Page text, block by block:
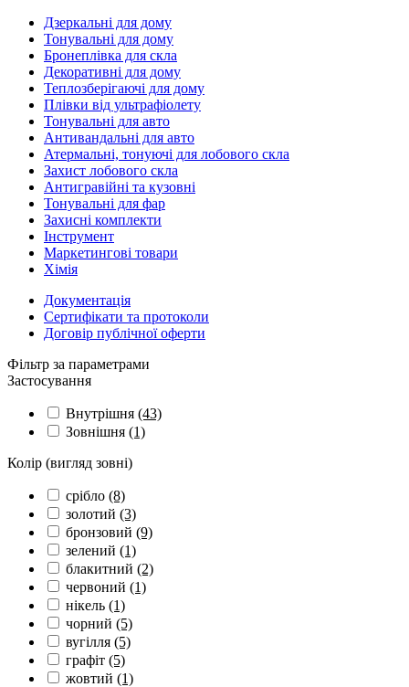
Дзеркальні для дому
Тонувальні для дому
Бронеплівка для скла
Декоративні для дому
Теплозберігаючі для дому
Плівки від ультрафіолету
Тонувальні для авто
Антивандальні для авто
Атермальні, тонуючі для лобового скла
Захист лобового скла
Антигравійні та кузовні
Тонувальні для фар
Захисні комплекти
Інструмент
Маркетингові товари
Хімія
Документація
Сертифікати та протоколи
Договір публічної оферти
Фільтр за параметрами
Застосування
Внутрішня (43)
Зовнішня (1)
Колір (вигляд зовні)
срібло (8)
золотий (3)
бронзовий (9)
зелений (1)
блакитний (2)
червоний (1)
нікель (1)
чорний (5)
вугілля (5)
графіт (5)
жовтий (1)